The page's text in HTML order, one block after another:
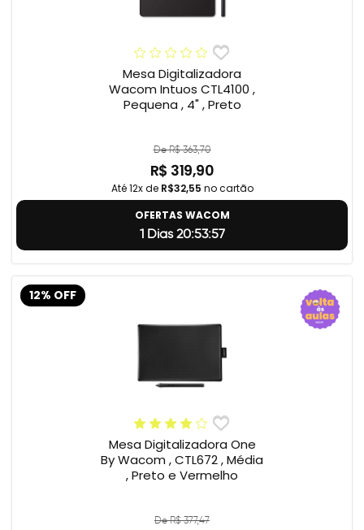
Mesa Digitalizadora
Wacom Intuos CTL4100 ,
Pequena , 4" , Preto
De R$ 363,70
R$ 319,90
Até 12x de R$32,55 no cartão
OFERTAS WACOM
1 Dias 20:53:56
12% OFF
Mesa Digitalizadora One
By Wacom , CTL672 , Média
, Preto e Vermelho
De R$ 377,47